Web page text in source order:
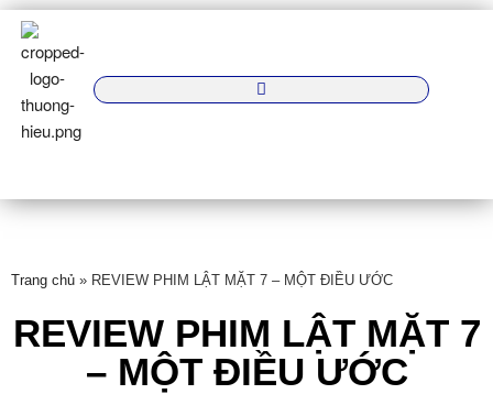
Trang chủ » REVIEW PHIM LẬT MẶT 7 – MỘT ĐIỀU ƯỚC
REVIEW PHIM LẬT MẶT 7
– MỘT ĐIỀU ƯỚC